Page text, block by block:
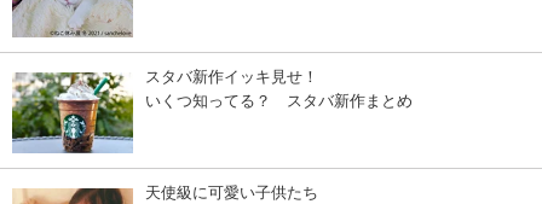
スタバ新作イッキ見せ！
いくつ知ってる？ スタバ新作まとめ
天使級に可愛い子供たち